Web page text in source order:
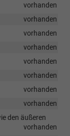
vorhanden
vorhanden
vorhanden
vorhanden
vorhanden
vorhanden
vorhanden
vorhanden
den äußeren
vorhanden